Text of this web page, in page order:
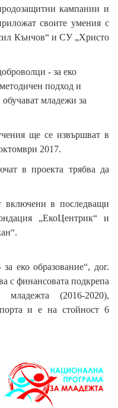
кампании и
своите умения с
Кънчов“ и СУ „Христо
- за еко
подход и
младежи за
ще се извършват в
2017.
в проекта трябва да
включени в последващи
„ЕкоЦентрик“ и
еко образование“, дог.
с финансовата подкрепа
(2016-2020),
и е на стойност 6